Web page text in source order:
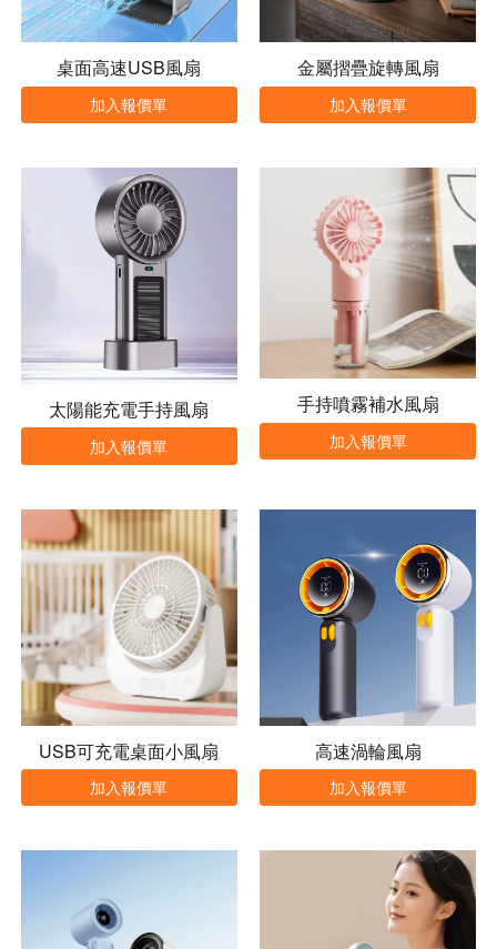
桌面高速USB風扇
加入報價單
金屬摺疊旋轉風扇
加入報價單
太陽能充電手持風扇
加入報價單
手持噴霧補水風扇
加入報價單
USB可充電桌面小風扇
加入報價單
高速渦輪風扇
加入報價單